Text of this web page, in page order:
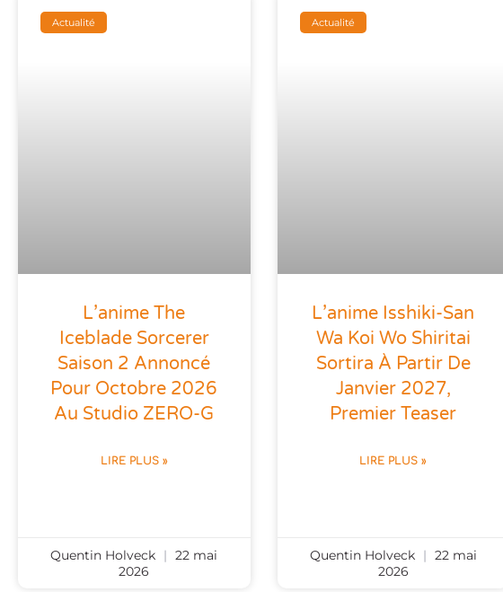
Actualité
L’anime The
Iceblade Sorcerer
Saison 2 Annoncé
Pour Octobre 2026
Au Studio ZERO-G
LIRE PLUS »
Quentin Holveck
22 mai
2026
Actualité
L’anime Isshiki-San
Wa Koi Wo Shiritai
Sortira À Partir De
Janvier 2027,
Premier Teaser
LIRE PLUS »
Quentin Holveck
22 mai
2026